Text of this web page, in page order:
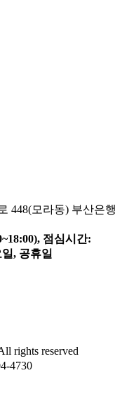
448(모라동) 부산은행
점심시간:
, 공휴일
rights reserved
4730